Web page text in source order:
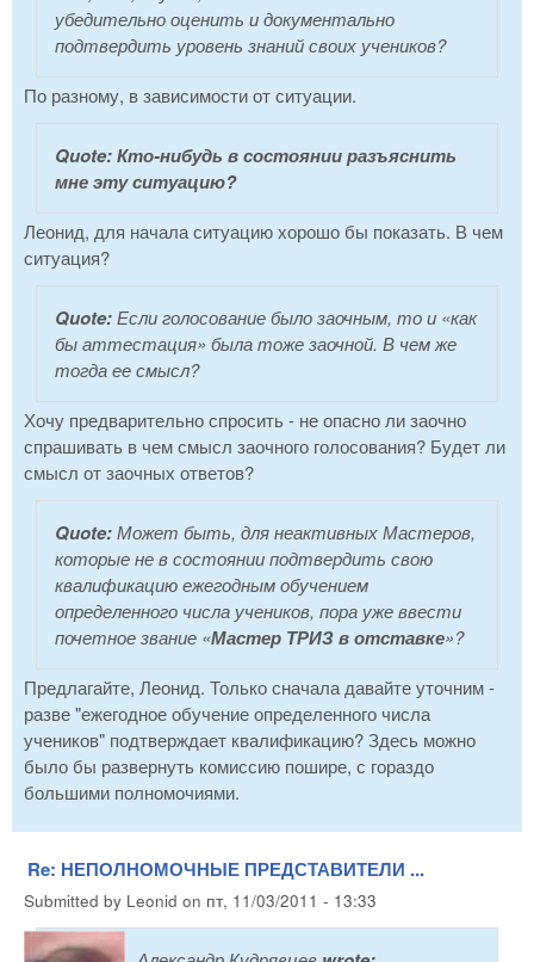
убедительно оценить и документально
подтвердить уровень знаний своих учеников?
По разному, в зависимости от ситуации.
Quote:Кто-нибудь в состоянии разъяснить
мне эту ситуацию?
Леонид, для начала ситуацию хорошо бы показать. В чем
ситуация?
Quote:Если голосование было заочным, то и «как
бы аттестация» была тоже заочной. В чем же
тогда ее смысл?
Хочу предварительно спросить - не опасно ли заочно
спрашивать в чем смысл заочного голосования? Будет ли
смысл от заочных ответов?
Quote:Может быть, для неактивных Мастеров,
которые не в состоянии подтвердить свою
квалификацию ежегодным обучением
определенного числа учеников, пора уже ввести
почетное звание «Мастер ТРИЗ в отставке»?
Предлагайте, Леонид. Только сначала давайте уточним -
разве "ежегодное обучение определенного числа
учеников" подтверждает квалификацию? Здесь можно
было бы развернуть комиссию пошире, с гораздо
большими полномочиями.
Re: НЕПОЛНОМОЧНЫЕ ПРЕДСТАВИТЕЛИ ...
Submitted by Leonid on пт, 11/03/2011 - 13:33